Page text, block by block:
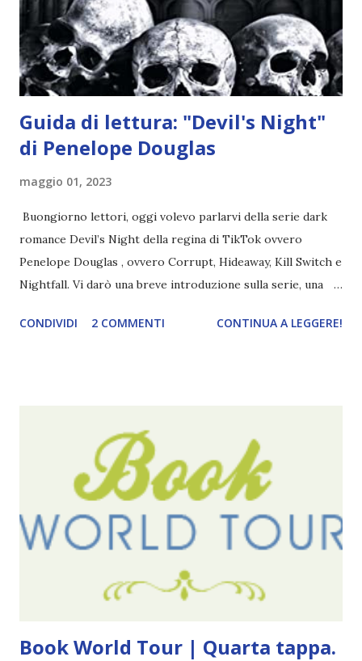
nell'appartamento, senza risultati. Infine cercano nella
chiesetta. Lì trovano Rafael alle prese con gli angeli puri,
ma questa volta ...
Guida di lettura: "Devil's Night"
di Penelope Douglas
maggio 01, 2023
Buongiorno lettori, oggi volevo parlarvi della serie dark
romance Devil’s Night della regina di TikTok ovvero
Penelope Douglas , ovvero Corrupt, Hideaway, Kill Switch e
Nightfall. Vi darò una breve introduzione sulla serie, una
e anche un breve commento sui libri singoli. I libri sono in
Pagine: 448 Editore: Newton Compton Editori
Pubblicazione: 10 Gennaio 2023 Traduttore: Laura Lancini
Trama: “Si chiama Michael Crist. È il fratello maggiore del
mio ragazzo ed è come quei film dell'orrore che guardi
coprendoti gli occhi. È bellissimo, forte, e assolutamente
visto, l'ho sentito. Le cose che ha fatto, i misfatti ch...
CONDIVIDI 2 COMMENTI CONTINUA A LEGGERE!
Book World Tour | Quarta tappa.